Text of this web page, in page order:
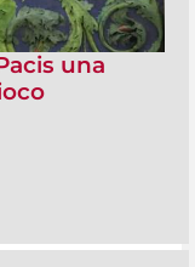
una